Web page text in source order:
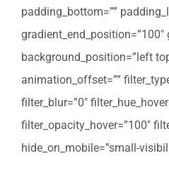
padding_bottom=””
gradient_end_position=”100″
background_position=”left
animation_offset=””
filter_blur=”0″
filter_opacity_hover=”100″
hide_on_mobile=”small-